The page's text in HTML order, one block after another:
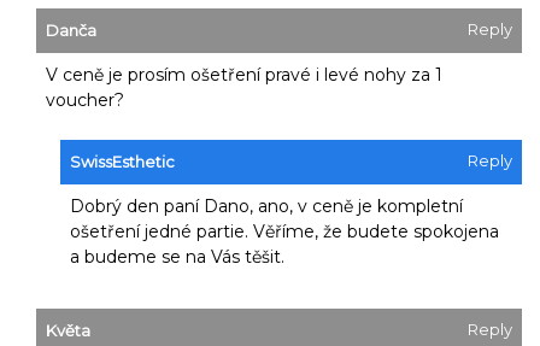
Danča Reply
V ceně je prosím ošetření pravé i levé nohy za 1
voucher?
SwissEsthetic Reply
Dobrý den paní Dano, ano, v ceně je kompletní
ošetření jedné partie. Věříme, že budete spokojena
a budeme se na Vás těšit.
Květa Reply